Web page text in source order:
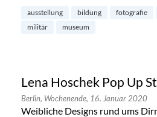
ausstellung bildung fotografie
militär
museum
Lena Hoschek Pop Up
Berlin, Wochenende, 16. Januar 2020
Weibliche Designs rund ums